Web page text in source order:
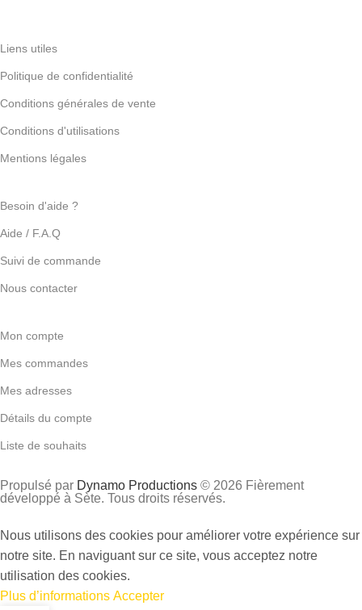
Liens utiles
Politique de confidentialité
Conditions générales de vente
Conditions d'utilisations
Mentions légales
Besoin d'aide ?
Aide / F.A.Q
Suivi de commande
Nous contacter
Mon compte
Mes commandes
Mes adresses
Détails du compte
Liste de souhaits
Propulsé par Dynamo Productions © 2026 Fièrement
développé à Sète. Tous droits réservés.
Nous utilisons des cookies pour améliorer votre expérience sur
notre site. En naviguant sur ce site, vous acceptez notre
utilisation des cookies.
Plus d’informations Accepter